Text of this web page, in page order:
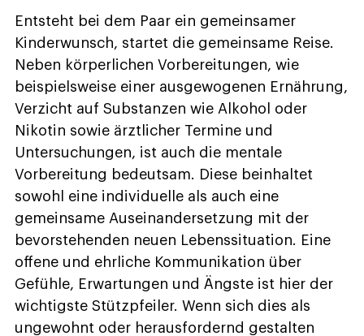
Entsteht bei dem Paar ein gemeinsamer
Kinderwunsch, startet die gemeinsame Reise.
Neben körperlichen Vorbereitungen, wie
beispielsweise einer ausgewogenen Ernährung,
Verzicht auf Substanzen wie Alkohol oder
Nikotin sowie ärztlicher Termine und
Untersuchungen, ist auch die mentale
Vorbereitung bedeutsam. Diese beinhaltet
sowohl eine individuelle als auch eine
gemeinsame Auseinandersetzung mit der
bevorstehenden neuen Lebenssituation. Eine
offene und ehrliche Kommunikation über
Gefühle, Erwartungen und Ängste ist hier der
wichtigste Stützpfeiler. Wenn sich dies als
ungewohnt oder herausfordernd gestalten